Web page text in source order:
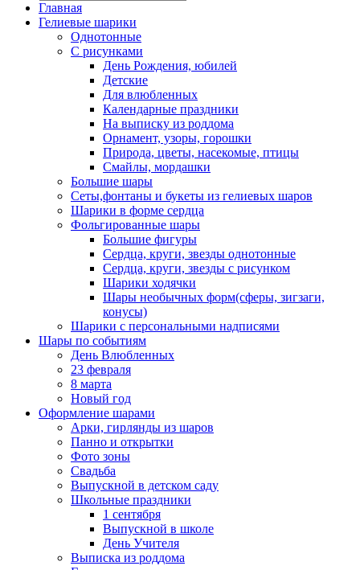
Главная
Гелиевые шарики
Однотонные
С рисунками
День Рождения, юбилей
Детские
Для влюбленных
Календарные праздники
На выписку из роддома
Орнамент, узоры, горошки
Природа, цветы, насекомые, птицы
Смайлы, мордашки
Большие шары
Сеты,фонтаны и букеты из гелиевых шаров
Шарики в форме сердца
Фольгированные шары
Большие фигуры
Сердца, круги, звезды однотонные
Сердца, круги, звезды с рисунком
Шарики ходячки
Шары необычных форм(сферы, зигзаги,
конусы)
Шарики с персональными надписями
Шары по событиям
День Влюбленных
23 февраля
8 марта
Новый год
Оформление шарами
Арки, гирлянды из шаров
Панно и открытки
Фото зоны
Свадьба
Выпускной в детском саду
Школьные праздники
1 сентября
Выпускной в школе
День Учителя
Выписка из роддома